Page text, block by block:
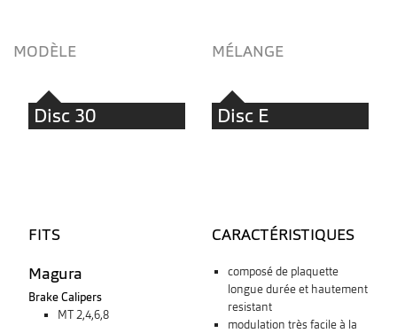
MODÈLE MÉLANGE
Disc 30 Disc E
FITS
Magura
Brake Calipers
MT 2,4,6,8
CARACTÉRISTIQUES
composé de plaquette
longue durée et hautement
resistant
modulation très facile à la